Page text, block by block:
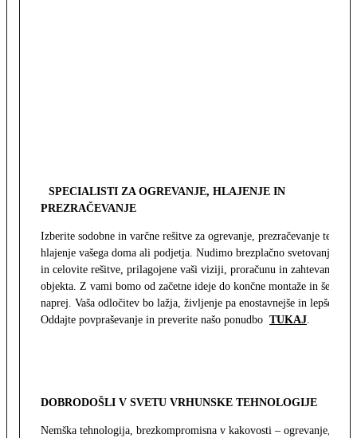
SPECIALISTI ZA OGREVANJE, HLAJENJE IN
PREZRAČEVANJE
Izberite sodobne in varčne rešitve za ogrevanje, prezračevanje ter
hlajenje vašega doma ali podjetja. Nudimo brezplačno svetovanje
in celovite rešitve, prilagojene vaši viziji, proračunu in zahtevam
objekta. Z vami bomo od začetne ideje do končne montaže in še
naprej. Vaša odločitev bo lažja, življenje pa enostavnejše in lepše.
Oddajte povpraševanje in preverite našo ponudbo TUKAJ.
DOBRODOŠLI V SVETU VRHUNSKE TEHNOLOGIJE
Nemška tehnologija, brezkompromisna v kakovosti – ogrevanje,